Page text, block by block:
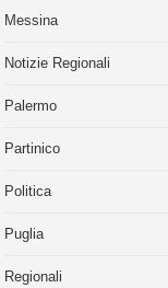
Messina
Notizie Regionali
Palermo
Partinico
Politica
Puglia
Regionali